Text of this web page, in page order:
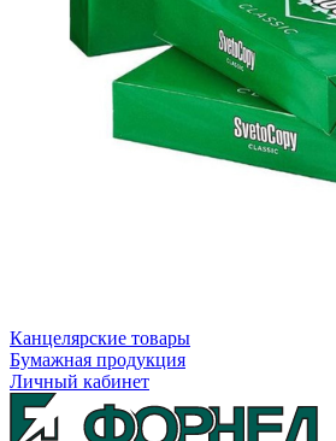
Канцелярские товары
Бумажная продукция
Личный кабинет